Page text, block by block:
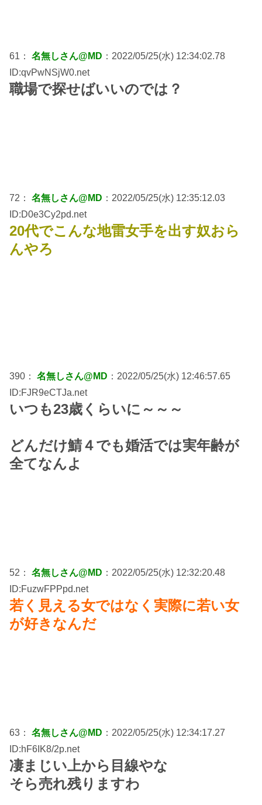
61： 名無しさん@MD ：2022/05/25(水) 12:34:02.78
ID:qvPwNSjW0.net
職場で探せばいいのでは？
72： 名無しさん@MD ：2022/05/25(水) 12:35:12.03
ID:D0e3Cy2pd.net
20代でこんな地雷女手を出す奴おら
んやろ
390： 名無しさん@MD ：2022/05/25(水) 12:46:57.65
ID:FJR9eCTJa.net
いつも23歳くらいに～～～
どんだけ鯖４でも婚活では実年齢が
全てなんよ
52： 名無しさん@MD ：2022/05/25(水) 12:32:20.48
ID:FuzwFPPpd.net
若く見える女ではなく実際に若い女
が好きなんだ
63： 名無しさん@MD ：2022/05/25(水) 12:34:17.27
ID:hF6IK8/2p.net
凄まじい上から目線やな
そら売れ残りますわ